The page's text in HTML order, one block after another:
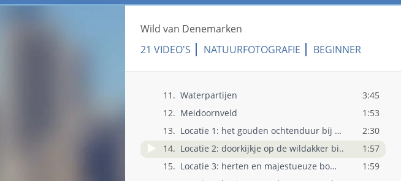
Wild van Denemarken
21 VIDEO'S
NATUURFOTOGRAFIE BEGINNER
6.
Tas en kleding
6:30
7.
Regels
Jonge hertjes
Bomenchallenge
11. Waterpartijen
3:45
12. Meidoornveld
1:53
13.
Locatie 1: het gouden ochtenduur bij Tør..
2:30
14. Locatie 2: doorkijkje op de wildakker bi..
1:57
15.
Locatie 3: herten en majestueuze bomen
1:59